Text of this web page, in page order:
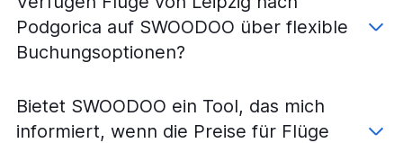
Flüge von Friedrichshafen nach Tivat
Flüge von Dresden nach Podgorica
Podgorica auf SWOODOO über flexible
Buchungsoptionen?
Bietet SWOODOO ein Tool, das mich
informiert, wenn die Preise für Flüge